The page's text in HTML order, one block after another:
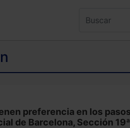
preferencia en los
de Barcelona, Sección